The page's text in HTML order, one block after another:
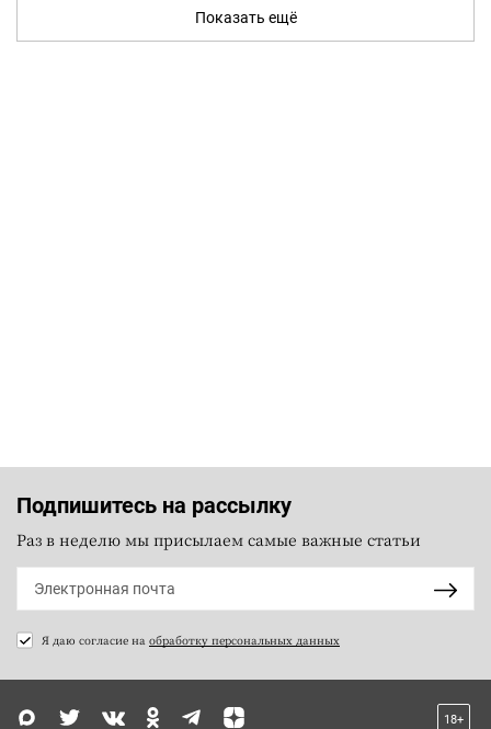
Показать ещё
Подпишитесь на рассылку
Раз в неделю мы присылаем самые важные статьи
Я даю согласие на обработку персональных данных
18+